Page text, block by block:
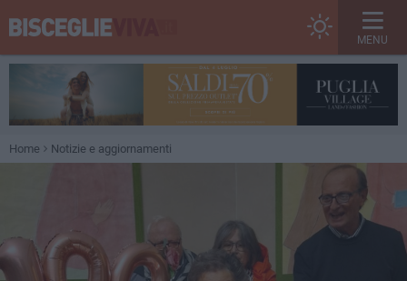
MENU
Home Notizie e aggiornamenti